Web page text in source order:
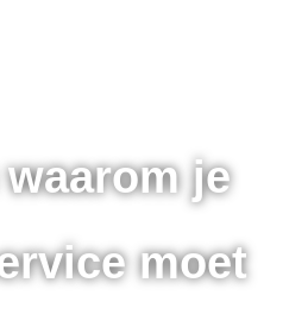
je
moet